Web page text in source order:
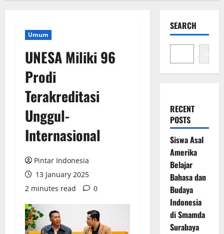
Umum
UNESA Miliki 96
Prodi
Terakreditasi
Unggul-
Internasional
Pintar Indonesia
13 January 2025
2 minutes read
0
SEARCH
Search
RECENT
POSTS
Siswa Asal
Amerika
Belajar
Bahasa dan
Budaya
Indonesia
di Smamda
Surabaya